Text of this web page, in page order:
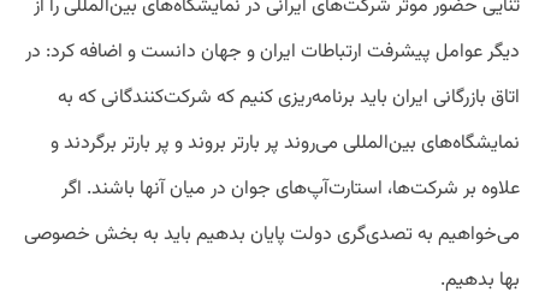
ثنایی حضور موثر شرکت‌های ایرانی در نمایشگاه‌های بین‌المللی را از
دیگر عوامل پیشرفت ارتباطات ایران و جهان دانست و اضافه کرد: در
اتاق بازرگانی ایران باید برنامه‌ریزی کنیم که شرکت‌کنندگانی که به
نمایشگاه‌های بین‌المللی می‌روند پر بارتر بروند و پر بارتر برگردند و
علاوه بر شرکت‌ها، استارت‌آپ‌های جوان در میان آنها باشند. اگر
می‌خواهیم به تصدی‌گری دولت پایان بدهیم باید به بخش خصوصی
بها بدهیم.